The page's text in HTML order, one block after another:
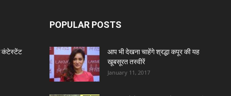
कंटेस्टेंट
POPULAR POSTS
आप भी देखना चाहेंगे श्रद्धा कपूर की यह
खूबसूरत तस्वीरें
January 11, 2017